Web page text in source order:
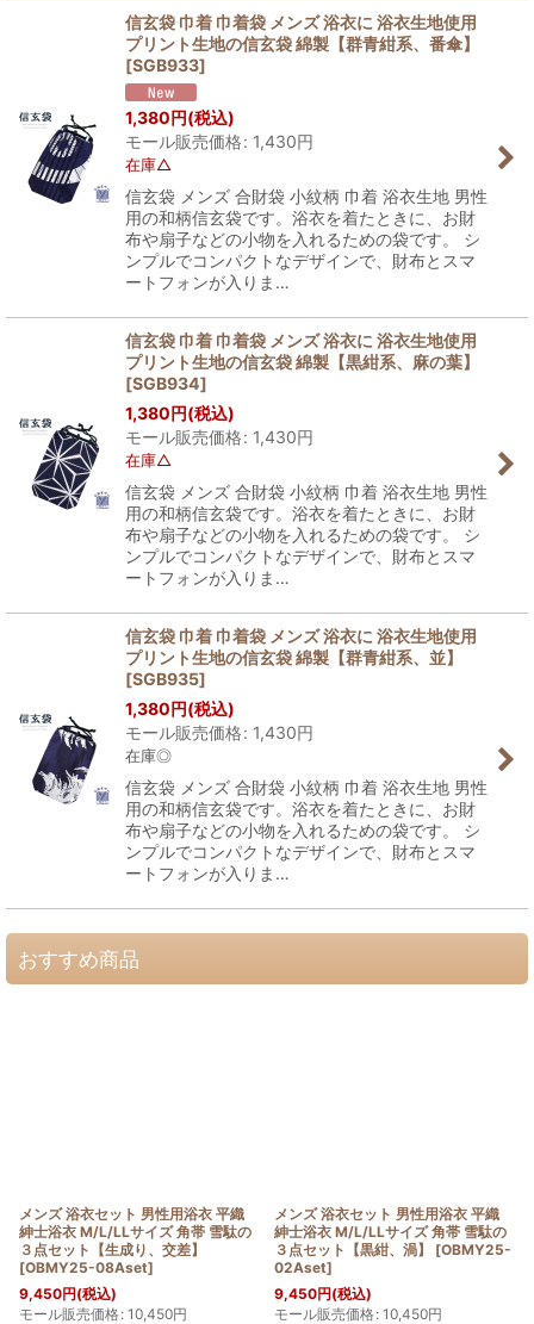
信玄袋 巾着 巾着袋 メンズ 浴衣に 浴衣生地使用
プリント生地の信玄袋 綿製【群青紺系、番傘】
[SGB933]
1,380円(税込)
モール販売価格: 1,430円
在庫△
信玄袋 メンズ 合財袋 小紋柄 巾着 浴衣生地 男性
用の和柄信玄袋です。浴衣を着たときに、お財
布や扇子などの小物を入れるための袋です。 シ
ンプルでコンパクトなデザインで、財布とスマ
ートフォンが入りま…
信玄袋 巾着 巾着袋 メンズ 浴衣に 浴衣生地使用
プリント生地の信玄袋 綿製【黒紺系、麻の葉】
[SGB934]
1,380円(税込)
モール販売価格: 1,430円
在庫△
信玄袋 メンズ 合財袋 小紋柄 巾着 浴衣生地 男性
用の和柄信玄袋です。浴衣を着たときに、お財
布や扇子などの小物を入れるための袋です。 シ
ンプルでコンパクトなデザインで、財布とスマ
ートフォンが入りま…
信玄袋 巾着 巾着袋 メンズ 浴衣に 浴衣生地使用
プリント生地の信玄袋 綿製【群青紺系、並】
[SGB935]
1,380円(税込)
モール販売価格: 1,430円
在庫◎
信玄袋 メンズ 合財袋 小紋柄 巾着 浴衣生地 男性
用の和柄信玄袋です。浴衣を着たときに、お財
布や扇子などの小物を入れるための袋です。 シ
ンプルでコンパクトなデザインで、財布とスマ
ートフォンが入りま…
おすすめ商品
メンズ 浴衣セット 男性用浴衣 平織
紳士浴衣 M/L/LLサイズ 角帯 雪駄の
３点セット【生成り、交差】
[OBMY25-08Aset]
9,450円(税込)
モール販売価格: 10,450円
メンズ 浴衣セット 男性用浴衣 平織
紳士浴衣 M/L/LLサイズ 角帯 雪駄の
３点セット【黒紺、渦】
[OBMY25-
02Aset]
9,450円(税込)
モール販売価格: 10,450円